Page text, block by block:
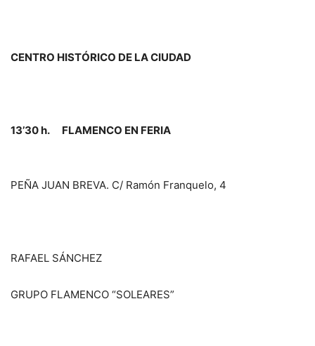
CENTRO HISTÓRICO DE LA CIUDAD
13’30 h. FLAMENCO EN FERIA
PEÑA JUAN BREVA. C/ Ramón Franquelo, 4
RAFAEL SÁNCHEZ
GRUPO FLAMENCO “SOLEARES”